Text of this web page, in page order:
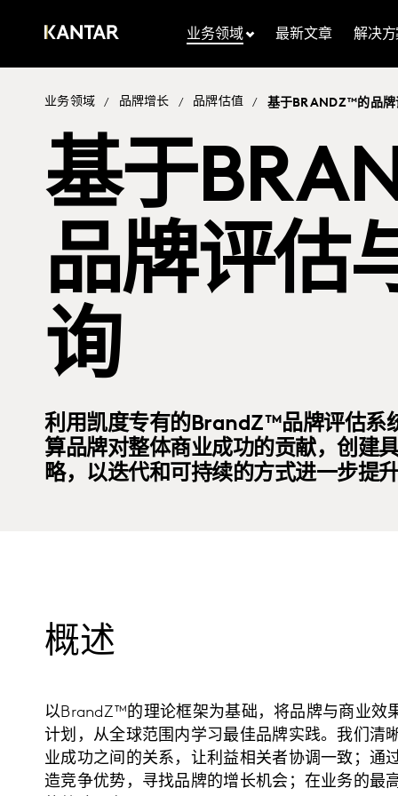
业务领域 最新文章 解决方
业务领域 / 品牌增长 / 品牌估值 / 基于BRANDZ™的品牌
基于
品牌评估
询
利用凯度专有的BrandZ™品牌评估系
算品牌对整体商业成功的贡献，创建
略，以迭代和可持续的方式进一步提升
概述
以BrandZ™的理论框架为基础，将品牌与商业效
计划，从全球范围内学习最佳品牌实践。我们清
业成功之间的关系，让利益相关者协调一致；通
造竞争优势，寻找品牌的增长机会；在业务的最